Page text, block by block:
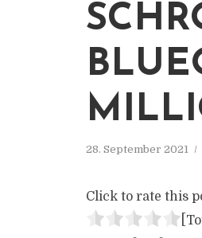
28. September 2021
Click to rate this